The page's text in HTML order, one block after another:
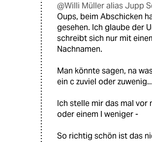
@Willi Müller alias Jupp
Oups, beim Abschicken
gesehen. Ich glaube der
schreibt sich nur mit
Nachnamen.
Man könnte sagen, na
ein c zuviel oder zuwenig...
Ich stelle mir das mal vor
oder einem l weniger -
So richtig schön ist das